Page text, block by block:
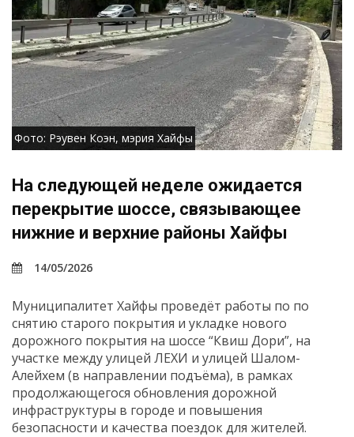
Фото: Рэувен Коэн, мэрия Хайфы
На следующей неделе ожидается
перекрытие шоссе, связывающее
нижние и верхние районы Хайфы
14/05/2026
Муниципалитет Хайфы проведёт работы по по
снятию старого покрытия и укладке нового
дорожного покрытия на шоссе “Квиш Дори”, на
участке между улицей ЛЕХИ и улицей Шалом-
Алейхем (в направлении подъёма), в рамках
продолжающегося обновления дорожной
инфраструктуры в городе и повышения
безопасности и качества поездок для жителей.